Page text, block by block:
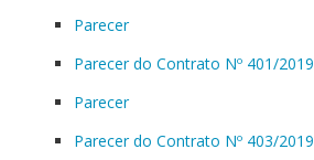
Parecer
Parecer do Contrato Nº 401/2019
Parecer
Parecer do Contrato Nº 403/2019